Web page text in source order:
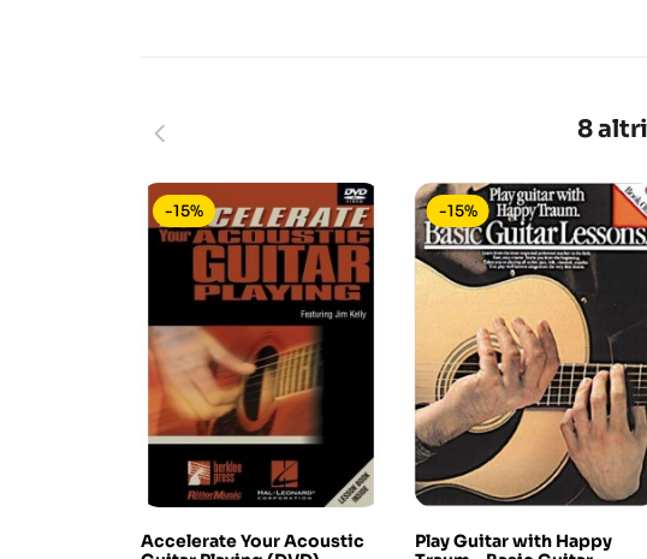
8
Accelerate Your Acoustic
-15%
Play Guitar with Happy
-15%